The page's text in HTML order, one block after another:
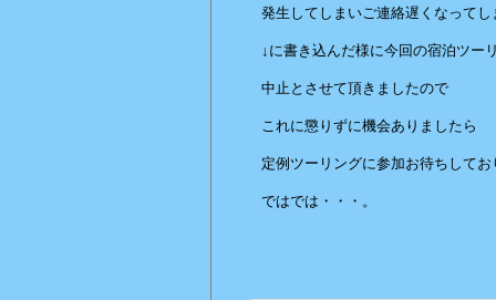
発生してしまいご連絡遅くなってし
↓に書き込んだ様に今回の宿泊ツー
中止とさせて頂きましたので
これに懲りずに機会ありましたら
定例ツーリングに参加お待ちしてお
ではでは・・・。